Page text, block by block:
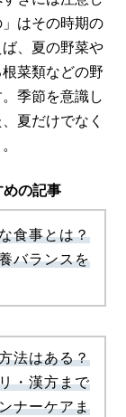
はその時期の
、夏の野菜や
菜類などの野
季節を意識し
夏だけでなく
の記事
食事とは？
バランスを
法はある？
・漢方まで
ナーケアま